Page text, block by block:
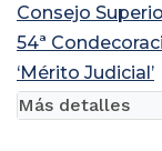
Consejo
54ª
‘Mérito Judicial’
Más detalles